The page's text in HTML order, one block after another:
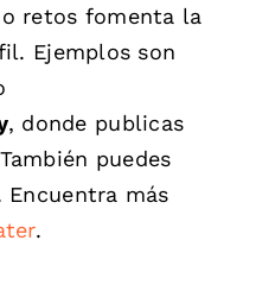
o retos fomenta la
Ejemplos son
, donde publicas
puedes
más
.